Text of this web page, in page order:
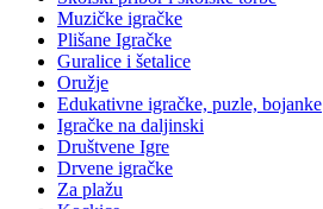
Muzičke igračke
Plišane Igračke
Guralice i šetalice
Oružje
Edukativne igračke, puzle, bojanke
Igračke na daljinski
Društvene Igre
Drvene igračke
Za plažu